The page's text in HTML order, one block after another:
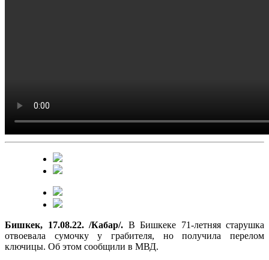
Бишкек, 17.08.22. /Кабар/. В Бишкеке 71-летняя старушка
отвоевала сумочку у грабителя, но получила перелом
ключицы. Об этом сообщили в МВД.